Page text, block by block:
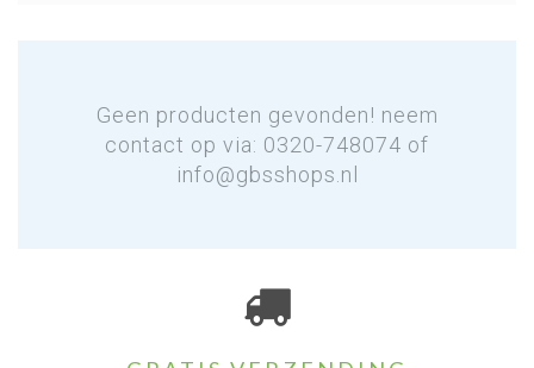
Geen producten gevonden! neem
contact op via: 0320-748074 of
info@gbsshops.nl